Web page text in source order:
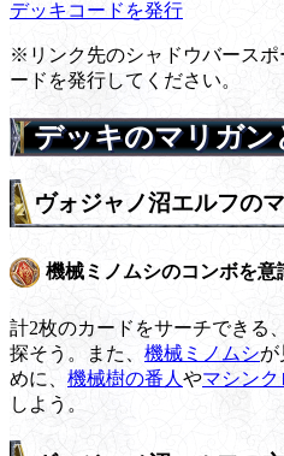
デッキコードを発行
※リンク先のシャドウバースポ
ードを発行してください。
デッキのマリガン
ヴォジャノ沼エルフの
機械ミノムシのコンボを意
計2枚のカードをサーチできる、
探そう。また、 機械ミノムシが
めに、 機械樹の番人 やマシンク
しよう。